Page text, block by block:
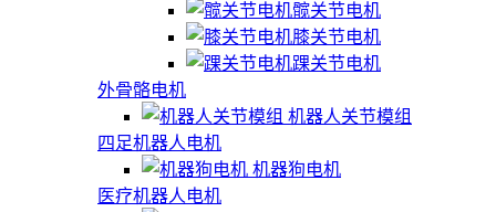
髋关节电机
膝关节电机
踝关节电机
外骨骼电机
机器人关节模组
四足机器人电机
机器狗电机
医疗机器人电机